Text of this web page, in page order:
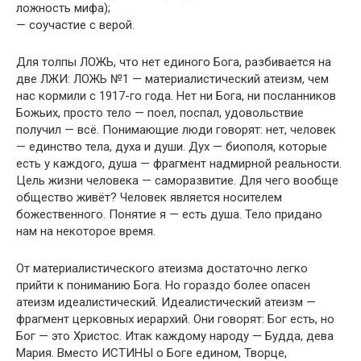
ложность мифа);
— соучастие с верой.
Для толпы ЛОЖЬ, что нет единого Бога, разбивается на
две ЛЖИ: ЛОЖЬ №1 — материалистический атеизм, чем
нас кормили с 1917-го года. Нет ни Бога, ни посланников
Божьих, просто тело — поел, поспал, удовольствие
получил — всё. Понимающие люди говорят: нет, человек
— единство тела, духа и души. Дух — биополя, которые
есть у каждого, душа — фрагмент надмирной реальности.
Цель жизни человека — саморазвитие. Для чего вообще
общество живёт? Человек является носителем
божественного. Понятие я — есть душа. Тело придано
нам на некоторое время.
От материалистического атеизма достаточно легко
прийти к пониманию Бога. Но гораздо более опасен
атеизм идеалистический. Идеалистический атеизм —
фрагмент церковных иерархий. Они говорят: Бог есть, но
Бог — это Христос. Итак каждому народу — Будда, дева
Мария. Вместо ИСТИНЫ о Боге едином, Творце,